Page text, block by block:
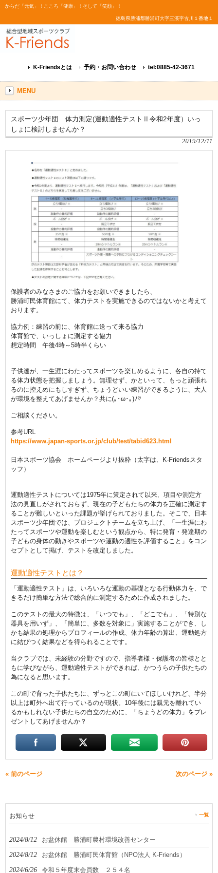
からだ「元気」！こころ「健康」！そして「笑顔」！
徳島県勝浦郡勝浦町大字三溪字古川１番地１
K-Friendsとは 予約・お問い合わせ tel:0885-42-3671
MENU
スポーツ少年団 体力測定(運動適性テストⅡ令和2年度）いっ
しょに検討しませんか？
2019/12/11
保護者のみなさまのご協力をお願いできましたら、
勝浦町民体育館にて、体力テストを実施できるのではないかと考えて
おります。
協力例：練習の前に、体育館に送って来る協力
体育館で、いっしょに測定する協力
想定時間 午後4時～5時半くらい
子供達が、一生涯にわたってスポーツを楽しめるように、各自の持て
る体力状態を把握しましょう。無理せず、かといって、もっと頑張れ
るのに控えめにもしすぎず、ちょうどいい練習ができるように、大人
が環境を整えてあげませんか？共に(｡･ω･｡)ﾉ♡
ご相談ください。
参考URL
https://www.japan-sports.or.jp/club/test/tabid623.html
日本スポーツ協会 ホームページより抜粋（太字は、K-Friendsスタ
ッフ）
運動適性テストについては1975年に策定されて以来、項目や測定方
法の見直しがされておらず、現在の子どもたちの体力を正確に測定す
ることが難しいといった課題が挙げられておりました。そこで、日本
スポーツ少年団では、プロジェクトチームを立ち上げ、「一生涯にわ
たってスポーツや運動を楽しむ という観点から、特に発育・発達期の
子どもの身体の動きやスポーツや運動の適性を評価すること」をコン
セプトとして掲げ、テストを改定しました。
運動適性テストとは？
「運動適性テスト」は、いろいろな運動の基礎となる行動体力を、で
きるだけ簡単な方法で総合的に測定するために作成されました。
このテストの最大の特徴は、「いつでも」、「どこでも」、「特別な
器具を用いず」、「簡単に、多数を対象に」実施することができ、し
かも結果の処理から プロフィールの作成、体力年齢の算出、運動処方
に結びつく結果などを得られる ことです。
当クラブでは、未経験の分野ですので、指導者様・保護者の皆様とと
もに学びながら、運動適性テストができれば、かつうらの子供たちの
為になると思います。
この町で育った子供たちに、ずっとこの町にいてほしいけれど、半分
以上は町外へ出て行っているのが現状。10年後には親元を離れてい
るかもしれない子供たちの自立のために、「ちょうどの体力」をプレ
ゼントしてあげませんか？
« 前のページ 次のページ »
お知らせ 一覧
2024/8/12 お盆休館 勝浦町農村環境改善センター
2024/8/12 お盆休館 勝浦町民体育館（NPO法人 K-Friends）
2024/6/26 令和５年度末会員数 ２５４名